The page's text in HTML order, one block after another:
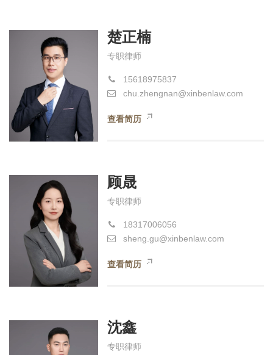
楚正楠
专职律师
15618975837
chu.zhengnan@xinbenlaw.com
查看简历
顾晟
专职律师
18317006056
sheng.gu@xinbenlaw.com
查看简历
沈鑫
专职律师